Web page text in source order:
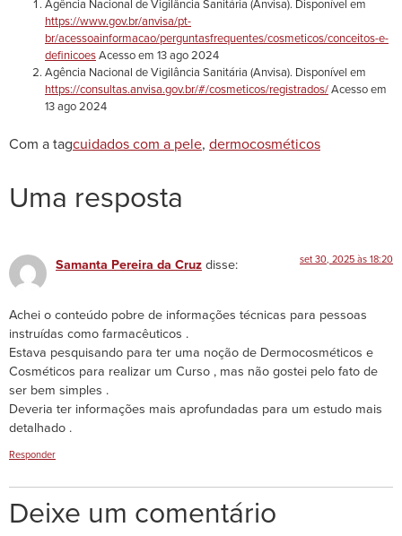
Agência Nacional de Vigilância Sanitária (Anvisa). Disponível em
https://www.gov.br/anvisa/pt-
br/acessoainformacao/perguntasfrequentes/cosmeticos/conceitos-e-
definicoesAcesso em 13 ago 2024
Agência Nacional de Vigilância Sanitária (Anvisa). Disponível em
https://consultas.anvisa.gov.br/#/cosmeticos/registrados/Acesso em
13 ago 2024
Com a tagcuidados com a pele, dermocosméticos
Uma resposta
Samanta Pereira da Cruzdisse: set 30, 2025 às 18:20
Achei o conteúdo pobre de informações técnicas para pessoas
instruídas como farmacêuticos .
Estava pesquisando para ter uma noção de Dermocosméticos e
Cosméticos para realizar um Curso , mas não gostei pelo fato de
ser bem simples .
Deveria ter informações mais aprofundadas para um estudo mais
detalhado .
Responder
Deixe um comentário